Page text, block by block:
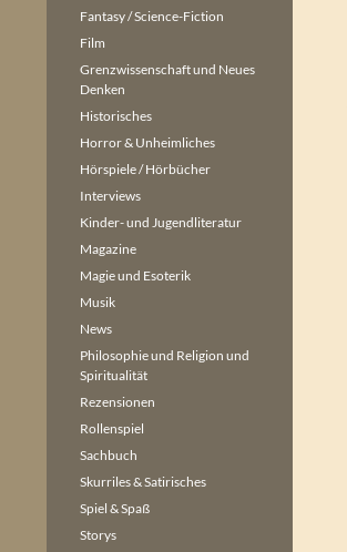
Fantasy / Science-Fiction
Film
Grenzwissenschaft und Neues
Denken
Historisches
Horror & Unheimliches
Hörspiele / Hörbücher
Interviews
Kinder- und Jugendliteratur
Magazine
Magie und Esoterik
Musik
News
Philosophie und Religion und
Spiritualität
Rezensionen
Rollenspiel
Sachbuch
Skurriles & Satirisches
Spiel & Spaß
Storys